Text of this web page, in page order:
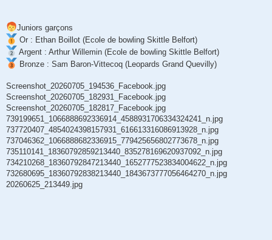
Juniors garçons
Or : Ethan Boillot (Ecole de bowling Skittle Belfort)
Argent : Arthur Willemin (Ecole de bowling Skittle Belfort)
Bronze : Sam Baron-Vittecoq (Leopards Grand Quevilly)
Screenshot_20260705_194536_Facebook.jpg
Screenshot_20260705_182931_Facebook.jpg
Screenshot_20260705_182817_Facebook.jpg
739199651_1066888692336914_4588931706334324241_n.jpg
737720407_4854024398157931_616613316086913928_n.jpg
737046362_1066888682336915_779425656802773678_n.jpg
735110141_18360792859213440_835278169620937092_n.jpg
734210268_18360792847213440_1652777523834004622_n.jpg
732680695_18360792838213440_1843673777056464270_n.jpg
20260625_213449.jpg